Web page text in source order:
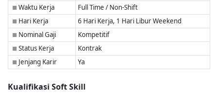
■ Waktu Kerja Full Time / Non-Shift
■ Hari Kerja 6 Hari Kerja, 1 Hari Libur Weekend
■ Nominal Gaji Kompetitif
■ Status Kerja Kontrak
■ Jenjang Karir Ya
Kualifikasi Soft Skill